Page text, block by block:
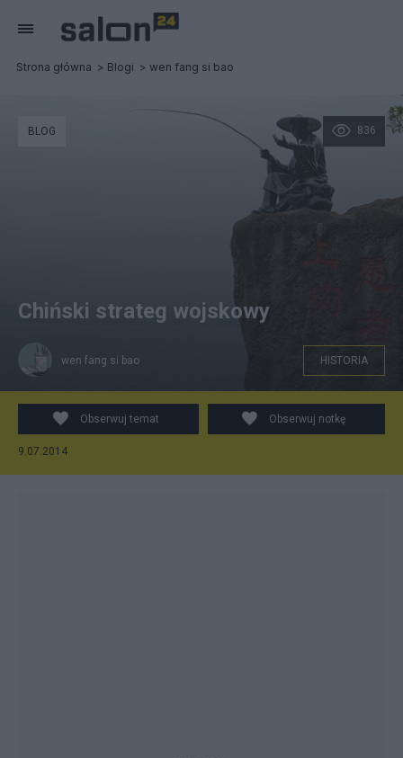
Strona główna Blogi wen fang si bao
Jiang Ziya łowi ryby
836
BLOG
Chiński strateg wojskowy
wen fang si bao HISTORIA
Obserwuj temat Obserwuj notkę
9.07.2014